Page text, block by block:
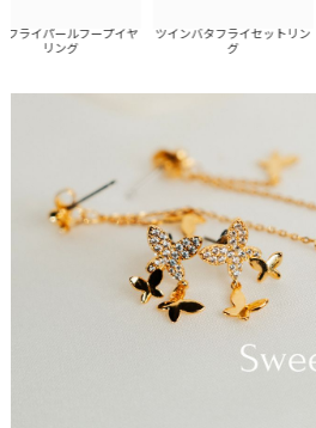
イパールフープイヤ
リング
ツインバタフライセットリン